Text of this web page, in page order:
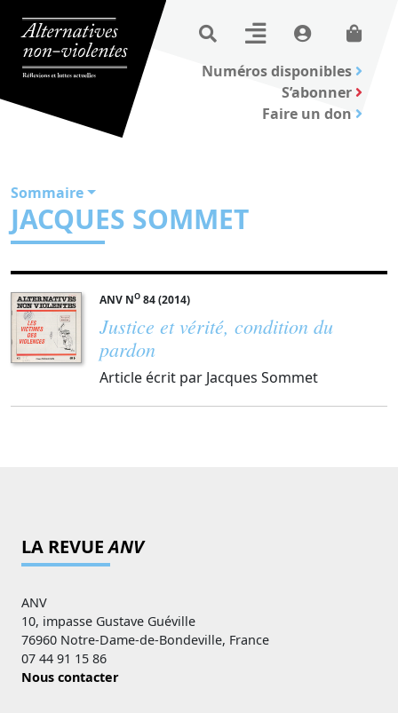
Numéros disponibles
S’abonner
Faire un don
Sommaire
JACQUES SOMMET
ANV NO 84 (2014)
Justice et vérité, condition du
pardon
Article écrit par Jacques Sommet
LA REVUEANV
ANV
10, impasse Gustave Guéville
76960 Notre-Dame-de-Bondeville, France
07 44 91 15 86
Nous contacter